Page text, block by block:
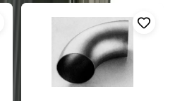
erbjuder en lösning för
i byggprojekt. Med fokus på
installation gör denna produkt det
långsiktiga integritet.